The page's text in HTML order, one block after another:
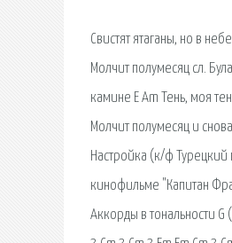
Свистят ятаганы, но в
Молчит полумесяц сл.
камине E Am Тень, моя
Молчит полумесяц и
Настройка (к/ф
кинофильме "Капитан
Аккорды в тональности